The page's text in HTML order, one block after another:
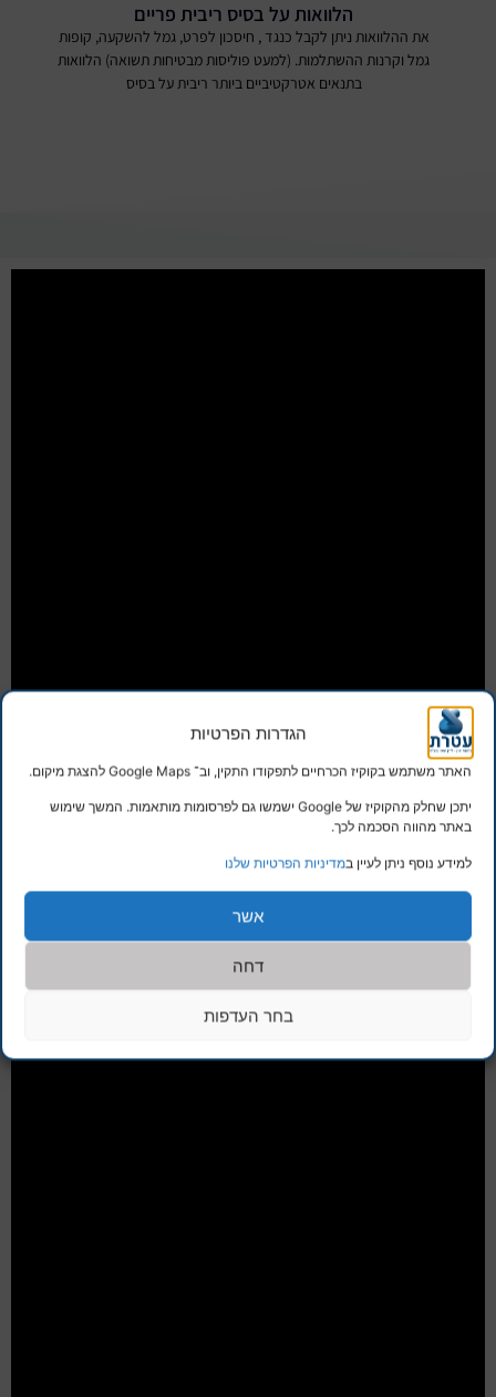
הגדרות הפרטיות
האתר משתמש בקוקיז הכרחיים לתפקודו התקין, וב־ Google Maps להצגת מיקום.
יתכן שחלק מהקוקיז של Google ישמשו גם לפרסומות מותאמות. המשך שימוש
באתר מהווה הסכמה לכך.
למידע נוסף ניתן לעיין במדיניות הפרטיות שלנו
אשר
דחה
בחר העדפות
הלוואות על בסיס ריבית פריים
את ההלוואות ניתן לקבל כנגד , חיסכון לפרט, גמל להשקעה, קופות
גמל וקרנות ההשתלמות. (למעט פוליסות מבטיחות תשואה) הלוואות
בתנאים אטרקטיביים ביותר ריבית על בסיס